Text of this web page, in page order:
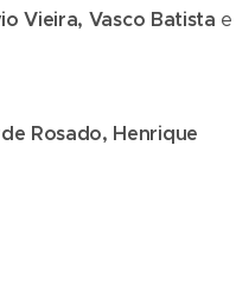
Vieira, Vasco Batista e
Rosado, Henrique